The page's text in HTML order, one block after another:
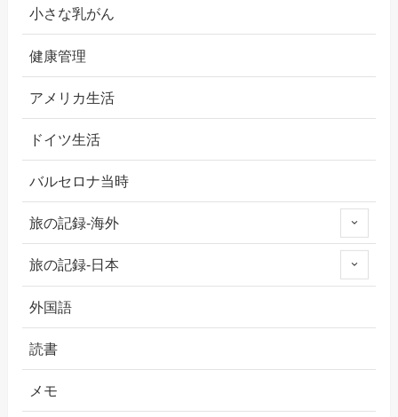
小さな乳がん
健康管理
アメリカ生活
ドイツ生活
バルセロナ当時
旅の記録-海外
旅の記録-日本
外国語
読書
メモ